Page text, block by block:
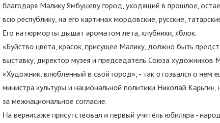
благодаря Малику Ямбушеву город, уходящий в прошлое,
всю республику, на его картинах мордовские, русские,
Его натюрморты дышат ароматом лета, клубники, яблок.
«Буйство цвета, красок, присущее Малику, должно быть
выставку, директор музея и председатель Союза
«Художник, влюбленный в свой город», - так отозвался о нем
министра культуры и национальной политики Николай
за межнациональное согласие.
На вернисаже присутствовал и первый учитель юбиляра -